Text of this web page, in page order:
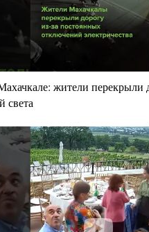
жители перекрыли
света